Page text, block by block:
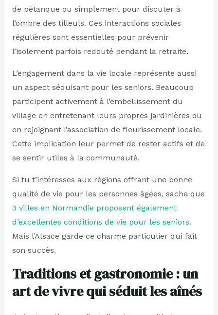
de pétanque ou simplement pour discuter à
l’ombre des tilleuls. Ces interactions sociales
régulières sont essentielles pour prévenir
l’isolement parfois redouté pendant la retraite.
L’engagement dans la vie locale représente aussi
un aspect séduisant pour les seniors. Beaucoup
participent activement à l’embellissement du
village en entretenant leurs propres jardinières ou
en rejoignant l’association de fleurissement locale.
Cette implication leur permet de rester actifs et de
se sentir utiles à la communauté.
Si tu t’intéresses aux régions offrant une bonne
qualité de vie pour les personnes âgées, sache que
3 villes en Normandie proposent également
d’excellentes conditions de vie pour les seniors.
Mais l’Alsace garde ce charme particulier qui fait
son succès.
Traditions et gastronomie : un
art de vivre qui séduit les aînés